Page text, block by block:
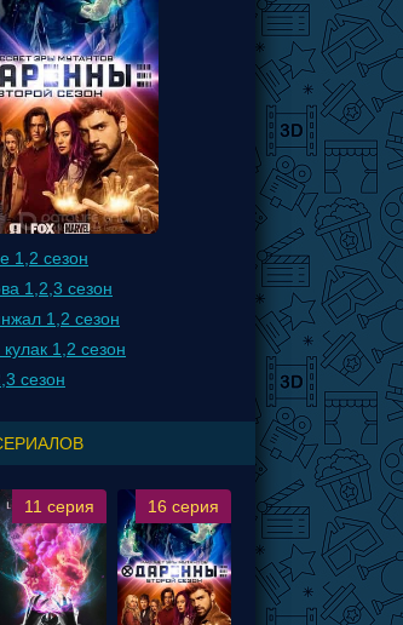
1,2 сезон
1,2,3 сезон
1,2 сезон
1,2 сезон
сезон
11 серия 16 серия